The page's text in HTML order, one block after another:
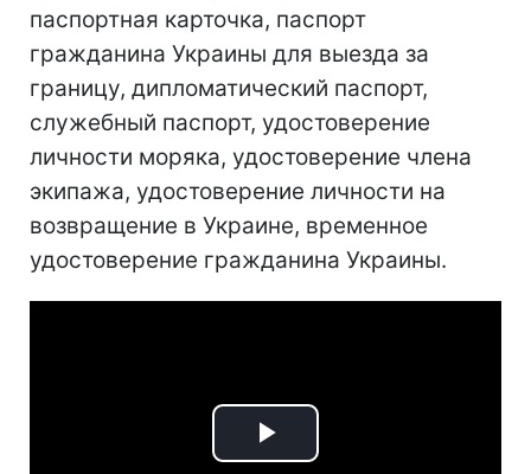
паспортная карточка, паспорт
гражданина Украины для выезда за
границу, дипломатический паспорт,
служебный паспорт, удостоверение
личности моряка, удостоверение члена
экипажа, удостоверение личности на
возвращение в Украине, временное
удостоверение гражданина Украины.
Play